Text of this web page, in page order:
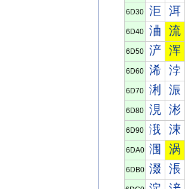
6D30 洰 洱
6D40 浀 流
6D50 浐 浑
6D60 浠 浡
6D70 浰 浱
6D80 涀 涁
6D90 涐 涑
6DA0 涠 涡
6DB0 涰 涱